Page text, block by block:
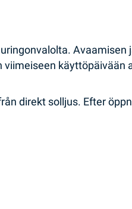
viimeiseen käyttöpäivään
direkt solljus. Efter